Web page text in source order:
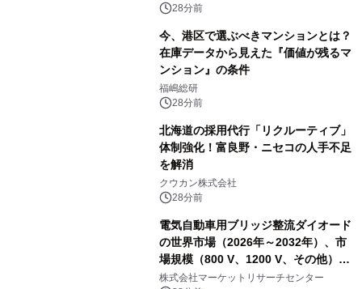
28分前
今、港区で選ぶべきマンションとは？
在庫データから見えた『価値が残るマ
ンション』の条件
福嶋総研
28分前
北海道の採用代行「リクルーティブ」
体制強化！富良野・ニセコの人手不足
を解消
クウカン株式会社
28分前
電気自動車用ブリッジ整流ダイオード
の世界市場（2026年～2032年）、市
場規模（800 V、1200 V、その他）・
分析レポートを発表
株式会社マーケットリサーチセンター